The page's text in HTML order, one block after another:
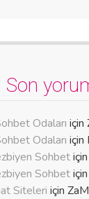
Son
Odaları için
Odaları için
Sohbetiçin
Sohbetiçin
Siteleri için